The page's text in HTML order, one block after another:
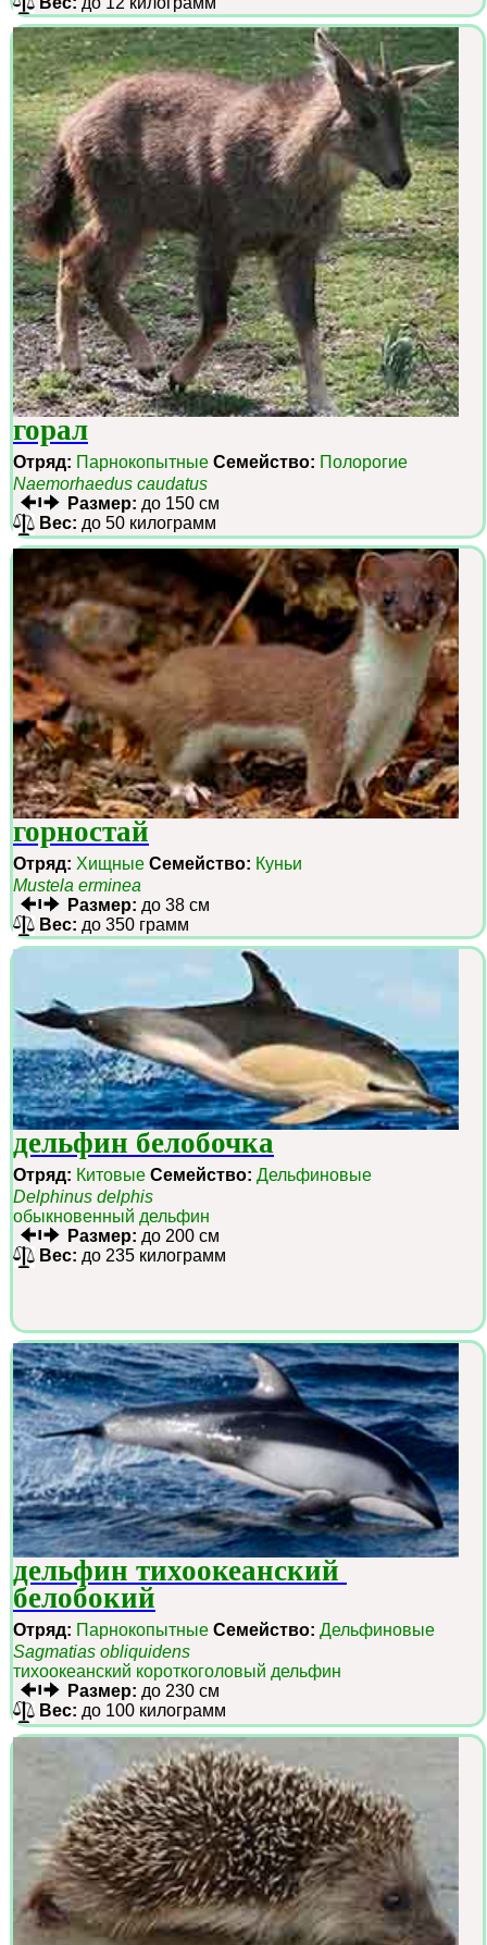
горал
Отряд: Парнокопытные Семейство: Полорогие
Naemorhaedus caudatus
Размер: до 150 см
Вес: до 50 килограмм
горностай
Отряд: Хищные Семейство: Куньи
Mustela erminea
Размер: до 38 см
Вес: до 350 грамм
дельфин белобочка
Отряд: Китовые Семейство: Дельфиновые
Delphinus delphis
обыкновенный дельфин
Размер: до 200 см
Вес: до 235 килограмм
дельфин тихоокеанский
белобокий
Отряд: Парнокопытные Семейство: Дельфиновые
Sagmatias obliquidens
тихоокеанский короткоголовый дельфин
Размер: до 230 см
Вес: до 100 килограмм